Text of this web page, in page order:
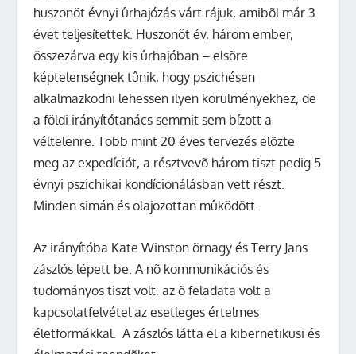
huszonöt évnyi ûrhajózás várt rájuk, amibõl már 3
évet teljesítettek. Huszonöt év, három ember,
összezárva egy kis ûrhajóban – elsõre
képtelenségnek tûnik, hogy pszichésen
alkalmazkodni lehessen ilyen körülményekhez, de
a földi irányítótanács semmit sem bízott a
véltelenre. Több mint 20 éves tervezés elõzte
meg az expedíciót, a résztvevõ három tiszt pedig 5
évnyi pszichikai kondícionálásban vett részt.
Minden simán és olajozottan mûködött.
Az irányítóba Kate Winston õrnagy és Terry Jans
zászlós lépett be. A nõ kommunikációs és
tudományos tiszt volt, az õ feladata volt a
kapcsolatfelvétel az esetleges értelmes
életformákkal. A zászlós látta el a kibernetikusi és